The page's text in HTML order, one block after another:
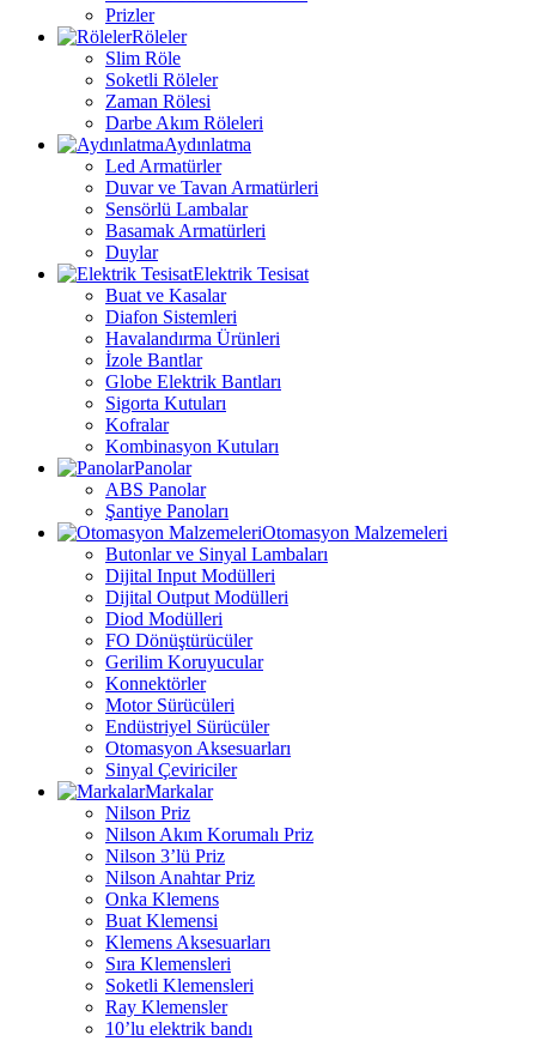
Prizler
Röleler
Slim Röle
Soketli Röleler
Zaman Rölesi
Darbe Akım Röleleri
Aydınlatma
Led Armatürler
Duvar ve Tavan Armatürleri
Sensörlü Lambalar
Basamak Armatürleri
Duylar
Elektrik Tesisat
Buat ve Kasalar
Diafon Sistemleri
Havalandırma Ürünleri
İzole Bantlar
Globe Elektrik Bantları
Sigorta Kutuları
Kofralar
Kombinasyon Kutuları
Panolar
ABS Panolar
Şantiye Panoları
Otomasyon Malzemeleri
Butonlar ve Sinyal Lambaları
Dijital Input Modülleri
Dijital Output Modülleri
Diod Modülleri
FO Dönüştürücüler
Gerilim Koruyucular
Konnektörler
Motor Sürücüleri
Endüstriyel Sürücüler
Otomasyon Aksesuarları
Sinyal Çeviriciler
Markalar
Nilson Priz
Nilson Akım Korumalı Priz
Nilson 3’lü Priz
Nilson Anahtar Priz
Onka Klemens
Buat Klemensi
Klemens Aksesuarları
Sıra Klemensleri
Soketli Klemensleri
Ray Klemensler
10’lu elektrik bandı